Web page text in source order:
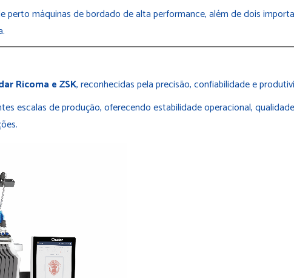
perto máquinas de bordado de alta performance, além de dois
Ricoma e ZSK, reconhecidas pela precisão, confiabilidade e
escalas de produção, oferecendo estabilidade operacional,